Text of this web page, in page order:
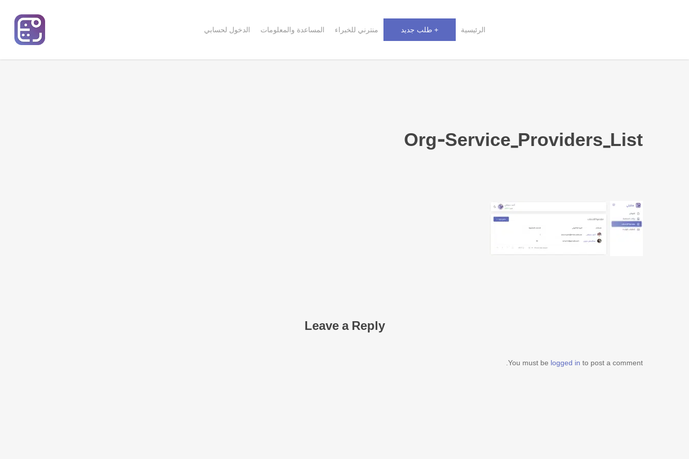
الرئيسية + طلب جديد منترني للخبراء المساعدة والمعلومات الدخول لحسابي
Org-Service_Providers_List
Leave a Reply
You must be logged in to post a comment.